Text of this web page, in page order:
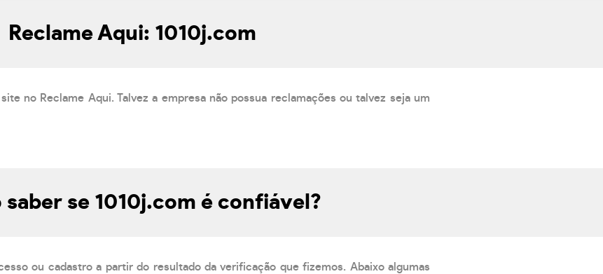
Reclame Aqui: 1010j.com
no Reclame Aqui. Talvez a empresa não possua reclamações ou talvez seja um
saber se 1010j.com é confiável?
ou cadastro a partir do resultado da verificação que fizemos. Abaixo algumas